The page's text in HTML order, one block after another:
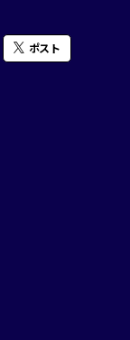
ポスト